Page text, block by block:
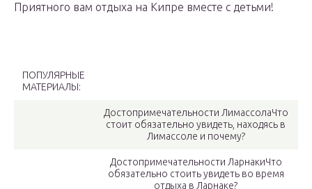
Приятного вам отдыха на Кипре вместе с детьми!
ПОПУЛЯРНЫЕ
МАТЕРИАЛЫ:
Достопримечательности ЛимассолаЧто
стоит обязательно увидеть, находясь в
Лимассоле и почему?
Достопримечательности ЛарнакиЧто
обязательно стоить увидеть во время
отдыха в Ларнаке?